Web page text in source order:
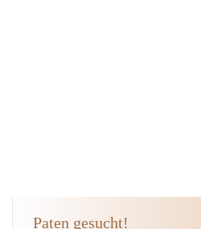
Paten gesucht!